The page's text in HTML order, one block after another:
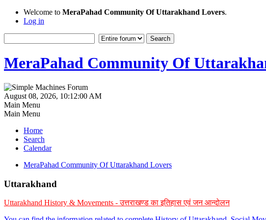
Welcome to MeraPahad Community Of Uttarakhand Lovers.
Log in
MeraPahad Community Of
August 08, 2026, 10:12:00 AM
Main Menu
Main Menu
Home
Search
Calendar
MeraPahad Community Of Uttarakhand Lovers
Uttarakhand
Uttarakhand History & Movements - उत्तराखण्ड का इतिहास एवं जन आन्दोलन